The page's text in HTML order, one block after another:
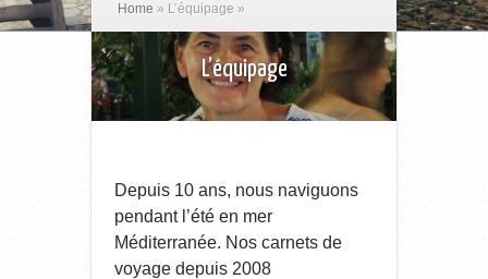
Home » L’équipage »
L’équipage
Depuis 10 ans, nous naviguons
pendant l’été en mer
Méditerranée. Nos carnets de
voyage depuis 2008